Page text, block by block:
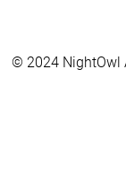
© 2024